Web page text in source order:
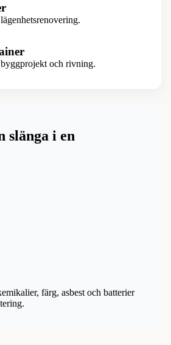
och rivning.
slänga i en
färg, asbest och batterier